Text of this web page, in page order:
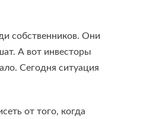
собственников. Они
А вот инвесторы
Сегодня ситуация
от того, когда